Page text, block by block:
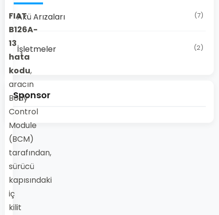
FIAT
B126A-
13
hata
kodu,
aracın
Body
Control
Module
(BCM)
tarafından,
sürücü
kapısındaki
iç
kilit
Akü Arızaları (7)
İşletmeler (2)
Sponsor